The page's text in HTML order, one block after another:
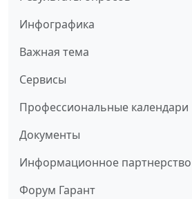
Инфографика
Важная тема
Сервисы
Профессиональные календари
Документы
Информационное партнерство
Форум Гарант